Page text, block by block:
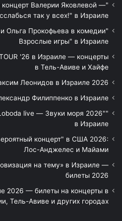
концерт Валерии Яковлевой —
так у всех!" в Израиле
Ольга Прокофьева в комедии
Взрослые игры" в Израиле
TOUR '26 в Израиле — концерты
в Тель-Авиве и Хайфе
Леонидов в Израиле 2026
Филиппенко в Израиле
live — Звуки моря 2026"
в Израиле
концерт" в США 2026:
Лос-Анджелес и Майами
на тему» в Израиле —
билеты 2026
2026 — билеты на концерты в
Тель-Авиве и других городах